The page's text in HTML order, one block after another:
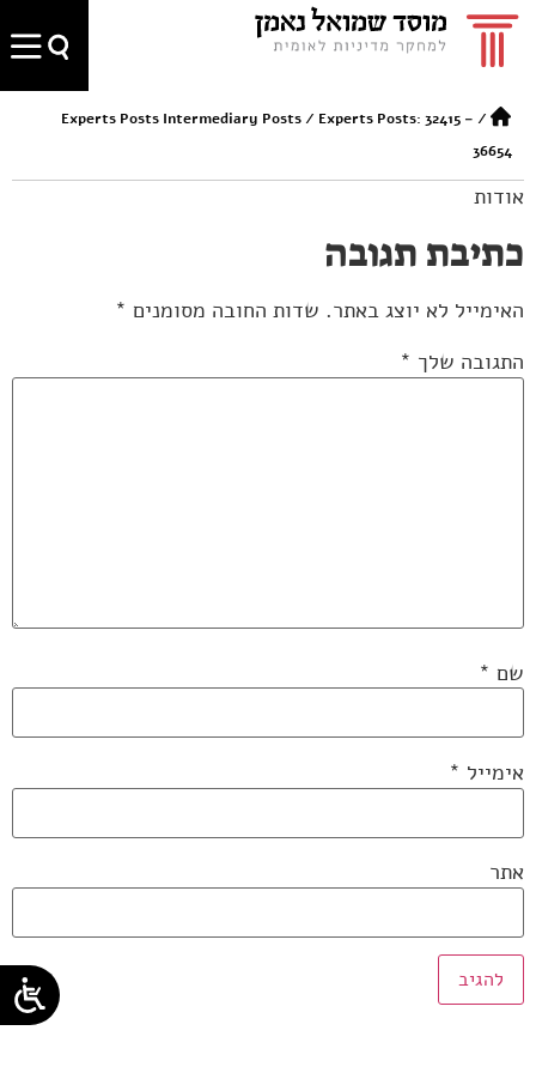
/
Experts Posts Intermediary Posts/ Experts Posts: 32415 –
36654
אודות
כתיבת תגובה
האימייל לא יוצג באתר. שדות החובה מסומנים *
התגובה שלך *
שם *
אימייל *
אתר